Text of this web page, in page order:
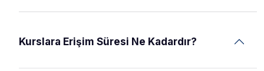
Kurslara Erişim Süresi Ne Kadardır?